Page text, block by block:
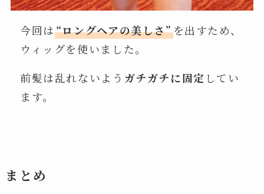
今回は“ロングヘアの美しさ”を出すため、
ウィッグを使いました。
前髪は乱れないよう ガチガチに固定 してい
ます。
まとめ